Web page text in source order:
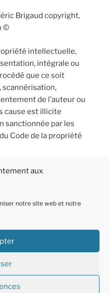
aux
notre site web et notre
Brigaud copyright,
©
intellectuelle,
intégrale ou
que ce soit
scannérisation,
de l’auteur ou
cause est illicite
sanctionnée par les
Code de la propriété